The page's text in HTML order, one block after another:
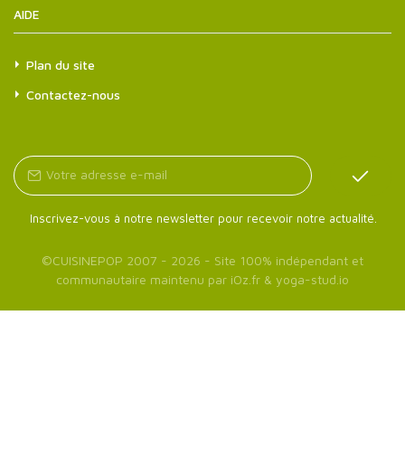
AIDE
Plan du site
Contactez-nous
Inscrivez-vous à notre newsletter pour recevoir notre actualité.
©CUISINEPOP 2007 - 2026 - Site 100% indépendant et
communautaire maintenu par iOz.fr & yoga-stud.io